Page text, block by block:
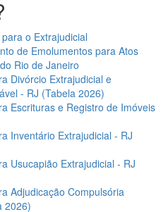
o Extrajudicial
de Emolumentos para Atos
Rio de Janeiro
Divórcio Extrajudicial e
- RJ (Tabela 2026)
Escrituras e Registro de Imóveis
Inventário Extrajudicial - RJ
Usucapião Extrajudicial - RJ
Adjudicação Compulsória
2026)